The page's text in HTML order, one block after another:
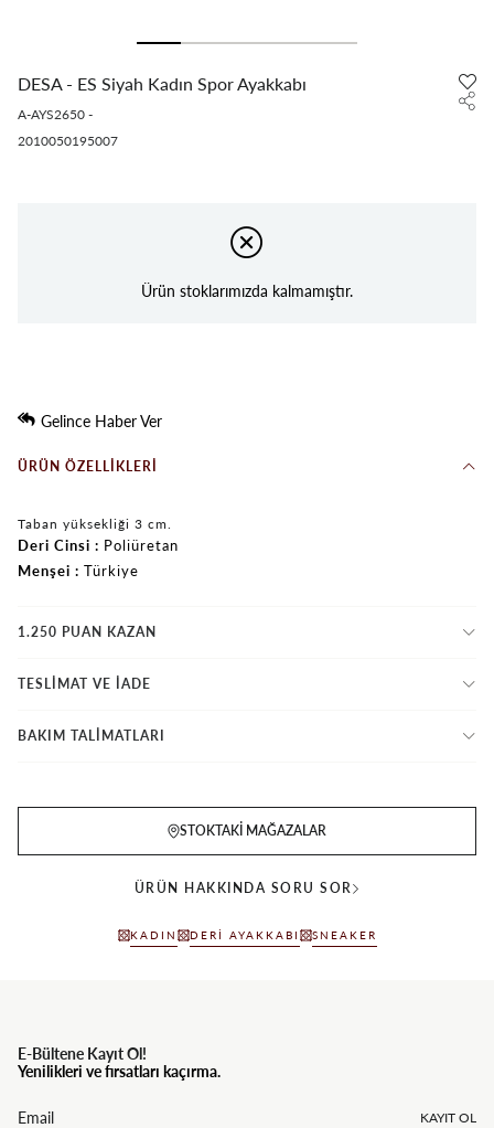
DESA - ES Siyah Kadın Spor Ayakkabı
A-AYS2650 -
2010050195007
Ürün stoklarımızda kalmamıştır.
Gelince Haber Ver
ÜRÜN ÖZELLIKLERI
Taban yüksekliği 3 cm.
Deri Cinsi
Poliüretan
Menşei
Türkiye
1.250 PUAN KAZAN
TESLİMAT VE İADE
BAKIM TALİMATLARI
STOKTAKI MAĞAZALAR
ÜRÜN HAKKINDA SORU SOR
KADIN DERI AYAKKABI SNEAKER
E-Bültene Kayıt Ol!
Yenilikleri ve fırsatları kaçırma.
KAYIT OL